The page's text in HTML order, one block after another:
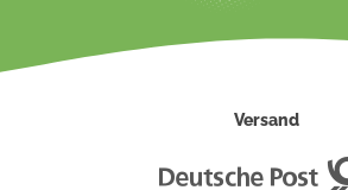
Versand